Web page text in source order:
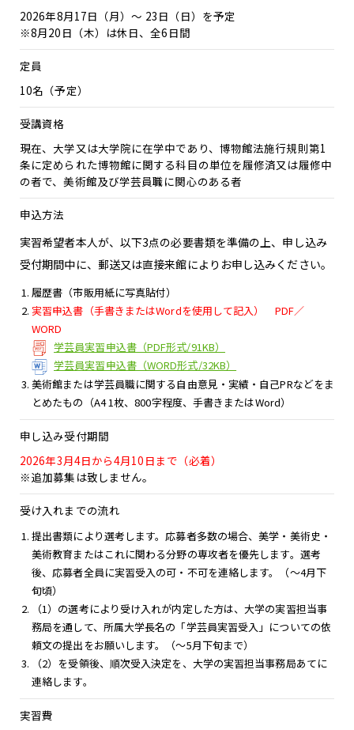
2026年8月17日（月）～ 23日（日）を予定
※8月20日（木）は休日、全6日間
定員
10名（予定）
受講資格
現在、大学又は大学院に在学中であり、博物館法施行規則第1
条に定められた博物館に関する科目の単位を履修済又は履修中
の者で、美術館及び学芸員職に関心のある者
申込方法
実習希望者本人が、以下3点の必要書類を準備の上、申し込み
受付期間中に、郵送又は直接来館によりお申し込みください。
履歴書（市販用紙に写真貼付）
実習申込書（手書きまたはWordを使用して記入） PDF／
WORD
学芸員実習申込書（PDF形式/91KB）
学芸員実習申込書（WORD形式/32KB）
美術館または学芸員職に関する自由意見・実績・自己PRなどをま
とめたもの（A4 1枚、800字程度、手書きまたはWord）
申し込み受付期間
2026年3月4日から4月10日まで（必着）
※追加募集は致しません。
受け入れまでの流れ
提出書類により選考します。応募者多数の場合、美学・美術史・
美術教育またはこれに関わる分野の専攻者を優先します。選考
後、応募者全員に実習受入の可・不可を連絡します。（～4月下
旬頃）
（1）の選考により受け入れが内定した方は、大学の実習担当事
務局を通して、所属大学長名の「学芸員実習受入」についての依
頼文の提出をお願いします。（～5月下旬まで）
（2）を受領後、順次受入決定を、大学の実習担当事務局あてに
連絡します。
実習費